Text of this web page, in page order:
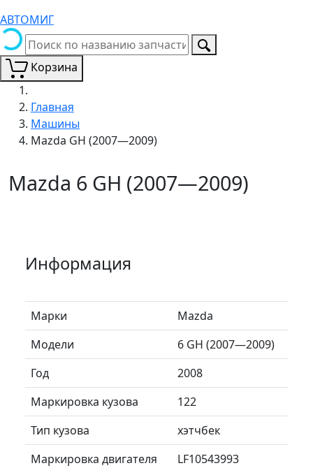
АВТОМИГ
Корзина
Главная
Машины
Mazda GH (2007—2009)
Mazda 6 GH (2007—2009)
Информация
Марки
Mazda
Модели
6 GH (2007—2009)
Год
2008
Маркировка кузова
122
Тип кузова
хэтчбек
Маркировка двигателя
LF10543993